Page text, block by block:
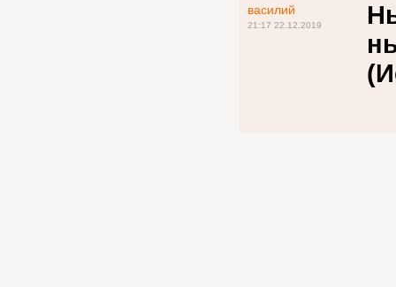
василий
21:17 22.12.2019